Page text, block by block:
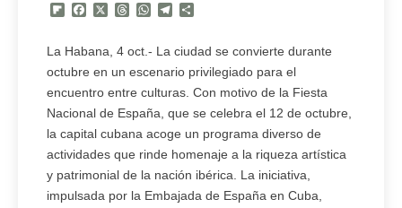
Flipboard
FacebookThreadsWhatsApp
Telegram
La Habana, 4 oct.- La ciudad se convierte durante
octubre en un escenario privilegiado para el
encuentro entre culturas. Con motivo de la Fiesta
Nacional de España, que se celebra el 12 de octubre,
la capital cubana acoge un programa diverso de
actividades que rinde homenaje a la riqueza artística
y patrimonial de la nación ibérica. La iniciativa,
impulsada por la Embajada de España en Cuba,